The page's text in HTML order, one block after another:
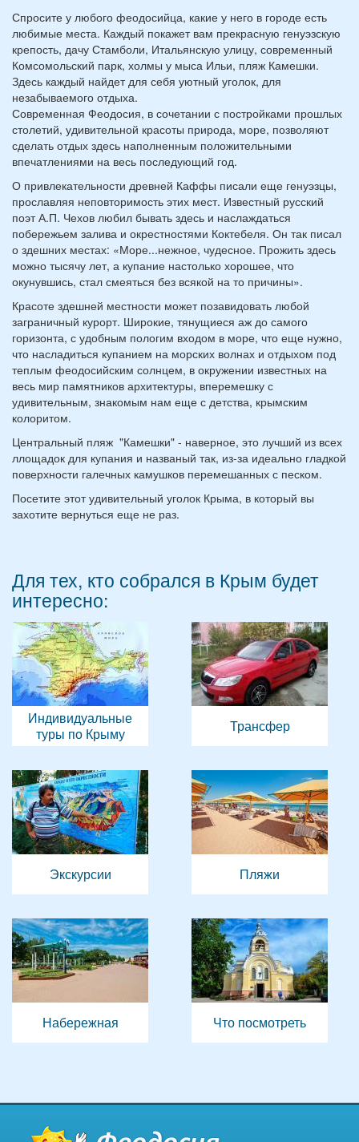
Спросите у любого феодосийца, какие у него в городе есть
любимые места. Каждый покажет вам прекрасную генуэзскую
крепость, дачу Стамболи, Итальянскую улицу, современный
Комсомольский парк, холмы у мыса Ильи, пляж Камешки.
Здесь каждый найдет для себя уютный уголок, для
незабываемого отдыха.
Современная Феодосия, в сочетании с постройками прошлых
столетий, удивительной красоты природа, море, позволяют
сделать отдых здесь наполненным положительными
впечатлениями на весь последующий год.
О привлекательности древней Каффы писали еще генуэзцы,
прославляя неповторимость этих мест. Известный русский
поэт А.П. Чехов любил бывать здесь и наслаждаться
побережьем залива и окрестностями Коктебеля. Он так писал
о здешних местах: «Море...нежное, чудесное. Прожить здесь
можно тысячу лет, а купание настолько хорошее, что
окунувшись, стал смеяться без всякой на то причины».
Красоте здешней местности может позавидовать любой
заграничный курорт. Широкие, тянущиеся аж до самого
горизонта, с удобным пологим входом в море, что еще нужно,
что насладиться купанием на морских волнах и отдыхом под
теплым феодосийским солнцем, в окружении известных на
весь мир памятников архитектуры, вперемешку с
удивительным, знакомым нам еще с детства, крымским
колоритом.
Центральный пляж "Камешки" - наверное, это лучший из всех
ллощадок для купания и названый так, из-за идеально гладкой
поверхности галечных камушков перемешанных с песком.
Посетите этот удивительный уголок Крыма, в который вы
захотите вернуться еще не раз.
Для тех, кто собрался в Крым будет
интересно:
Индивидуальные
туры по Крыму
Трансфер
Экскурсии Пляжи
Набережная Что посмотреть